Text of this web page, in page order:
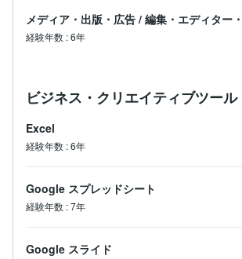
メディア・出版・広告 / 編集・エディター
経験年数 :6年
ビジネス・クリエイティブツール
Excel
経験年数 :6年
Google スプレッドシート
経験年数 :7年
Google スライド